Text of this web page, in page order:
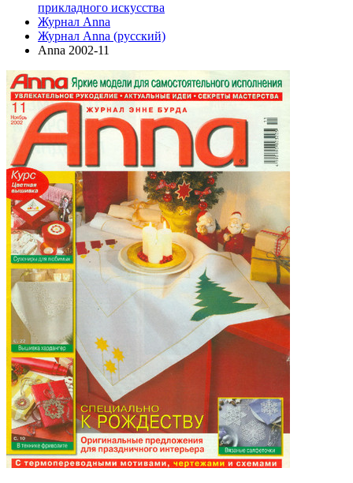
прикладного искусства
Журнал Anna
Журнал Anna (русский)
Anna 2002-11